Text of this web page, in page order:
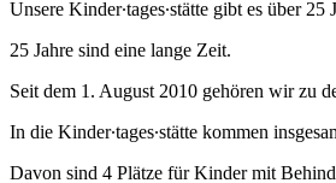
Unsere Kinder∙tages∙stätte gibt es über 25
25 Jahre sind eine lange Zeit.
Seit dem 1. August 2010 gehören wir zu
In die Kinder∙tages∙stätte kommen
Davon sind 4 Plätze für Kinder mit